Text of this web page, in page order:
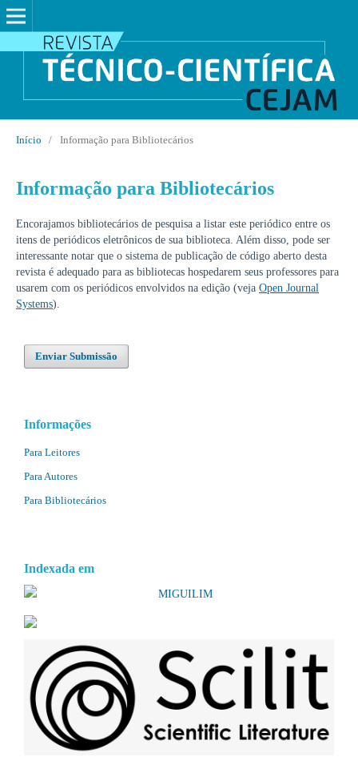
Início / Informação para Bibliotecários
Informação para Bibliotecários
Encorajamos bibliotecários de pesquisa a listar este periódico entre os
itens de periódicos eletrônicos de sua biblioteca. Além disso, pode ser
interessante notar que o sistema de publicação de código aberto desta
revista é adequado para as bibliotecas hospedarem seus professores para
usarem com os periódicos envolvidos na edição (veja Open Journal
Systems).
Enviar Submissão
Informações
Para Leitores
Para Autores
Para Bibliotecários
Indexada em